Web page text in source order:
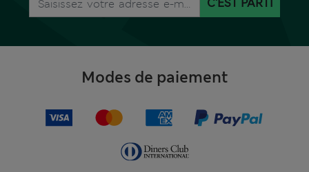
C'EST PARTI
Modes de paiement